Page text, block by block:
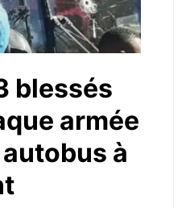
blessés
armée
à